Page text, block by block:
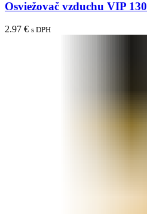
Osviežovač vzduchu VIP 130
2.97 € s DPH